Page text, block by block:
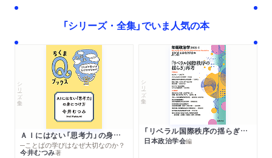
「シリーズ・全集」でいま人気の本
シリーズ・全集
ＡＩにはない「思考力」の身につけ方
─ことばの学びはなぜ大切なのか？
今井むつみ著
シリーズ・全集
「リベラル国際秩序の揺らぎ」再考 年報政治学２０２６‐Ⅰ
日本政治学会編